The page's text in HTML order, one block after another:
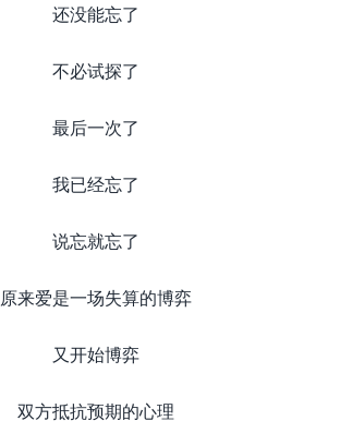
还没能忘了
不必试探了
最后一次了
我已经忘了
说忘就忘了
原来爱是一场失算的博弈
又开始博弈
双方抵抗预期的心理